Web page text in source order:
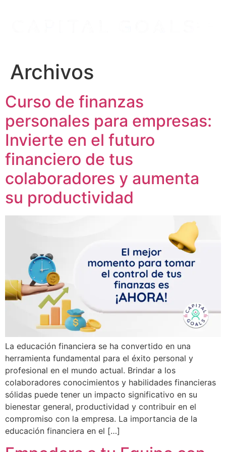
Archivos
Curso de finanzas
personales para empresas:
Invierte en el futuro
financiero de tus
colaboradores y aumenta
su productividad
La educación financiera se ha convertido en una
herramienta fundamental para el éxito personal y
profesional en el mundo actual. Brindar a los
colaboradores conocimientos y habilidades financieras
sólidas puede tener un impacto significativo en su
bienestar general, productividad y contribuir en el
compromiso con la empresa. La importancia de la
educación financiera en el […]